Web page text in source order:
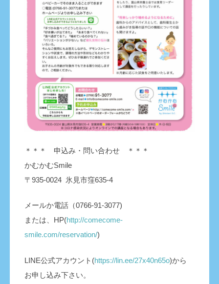
＊＊＊ 申込み・問い合わせ ＊＊＊
かむかむSmile
〒935-0024 氷見市窪635-4
メールか電話（0766-91-3077)
または、HP(http://comecome-
smile.com/reservation/)
LINE公式アカウント(https://lin.ee/27x40n65o)から
お申し込み下さい。